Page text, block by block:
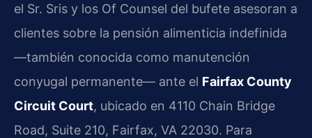
el Sr. Sris y los Of Counsel del bufete asesoran a
clientes sobre la pensión alimenticia indefinida
—también conocida como manutención
conyugal permanente— ante el Fairfax County
Circuit Court, ubicado en 4110 Chain Bridge
Road, Suite 210, Fairfax, VA 22030. Para